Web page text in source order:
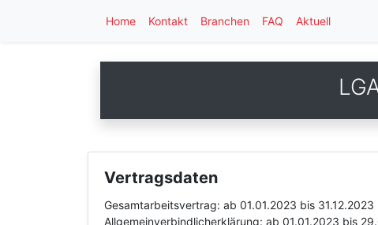
Home Kontakt Branchen FAQ Aktuell
Vertragsdaten
Gesamtarbeitsvertrag: ab 01.01.2023 bis 31.12.2023
Allgemeinverbindlicherklärung: ab 01.01.2023 bis